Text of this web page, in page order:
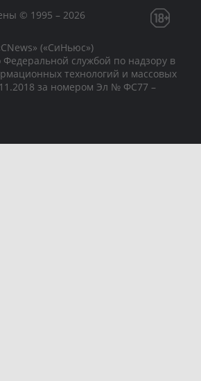
© 1995 – 2026
(«СиНьюс»)
Федеральной службой по надзору в
технологий и массовых
за номером Эл № ФС77 –